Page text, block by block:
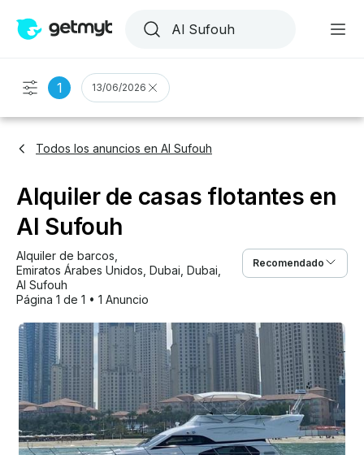
1 13/06/2026
Todos los anuncios en Al Sufouh
Alquiler de casas flotantes en
Al Sufouh
Alquiler de barcos
Emiratos Árabes Unidos Dubai Dubai
Al Sufouh
Página 1 de 1 • 1 Anuncio
Recomendado